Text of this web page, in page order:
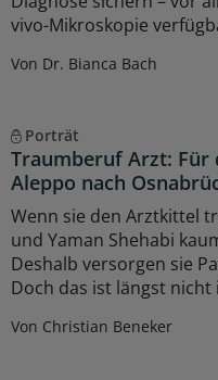
vivo-Mikroskopie
Von Dr. Bianca Bach
Porträt
Traumberuf Arzt: Für
Aleppo nach
Wenn sie den Arztkittel
und Yaman Shehabi
Deshalb versorgen sie
Doch das ist längst
Von Christian Beneker